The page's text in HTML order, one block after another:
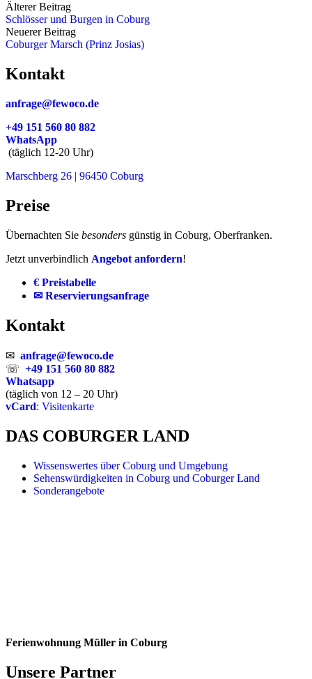
Älterer Beitrag
Schlösser und Burgen in Coburg
Neuerer Beitrag
Coburger Marsch (Prinz Josias)
Kontakt
anfrage@fewoco.de
+49 151 560 80 882
WhatsApp
(täglich 12-20 Uhr)
Marschberg 26 | 96450 Coburg
Preise
Übernachten Sie besonders günstig in Coburg, Oberfranken.
Jetzt unverbindlich Angebot anfordern!
€ Preistabelle
✉ Reservierungsanfrage
Kontakt
✉ anfrage@fewoco.de
☏ +49 151 560 80 882
Whatsapp
(täglich von 12 – 20 Uhr)
vCard: Visitenkarte
DAS COBURGER LAND
Wissenswertes über Coburg und Umgebung
Sehenswürdigkeiten in Coburg und Coburger Land
Sonderangebote
Ferienwohnung Müller in Coburg
Unsere Partner